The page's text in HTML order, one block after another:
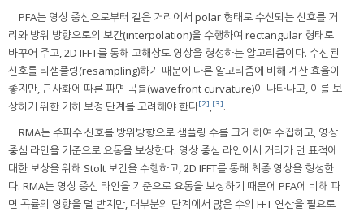
PFA는 영상 중심으로부터 같은 거리에서 polar 형태로 수신되는 신호를 거
리와 방위 방향으로의 보간(interpolation)을 수행하여 rectangular 형태로
바꾸어 주고, 2D IFFT를 통해 고해상도 영상을 형성하는 알고리즘이다. 수신된
신호를 리샘플링(resampling)하기 때문에 다른 알고리즘에 비해 계산 효율이
좋지만, 근사화에 따른 파면 곡률(wavefront curvature)이 나타나고, 이를 보
상하기 위한 기하 보정 단계를 고려해야 한다[2],[3].
RMA는 주파수 신호를 방위방향으로 샘플링 수를 크게 하여 수집하고, 영상
중심 라인을 기준으로 요동을 보상한다. 영상 중심 라인에서 거리가 먼 표적에
대한 보상을 위해 Stolt 보간을 수행하고, 2D IFFT를 통해 최종 영상을 형성한
다. RMA는 영상 중심 라인을 기준으로 요동을 보상하기 때문에 PFA에 비해 파
면 곡률의 영향을 덜 받지만, 대부분의 단계에서 많은 수의 FFT 연산을 필요로